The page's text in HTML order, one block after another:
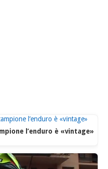
l’enduro è «vintage»